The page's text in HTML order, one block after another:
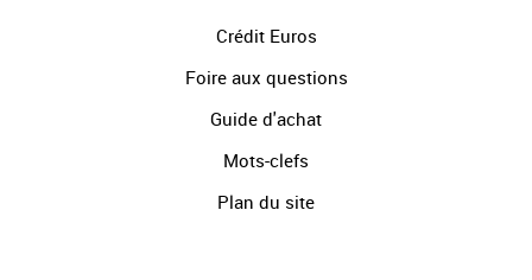
Crédit Euros
Foire aux questions
Guide d'achat
Mots-clefs
Plan du site